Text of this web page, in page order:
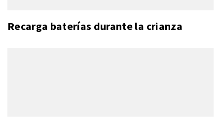
Recarga baterías durante la crianza